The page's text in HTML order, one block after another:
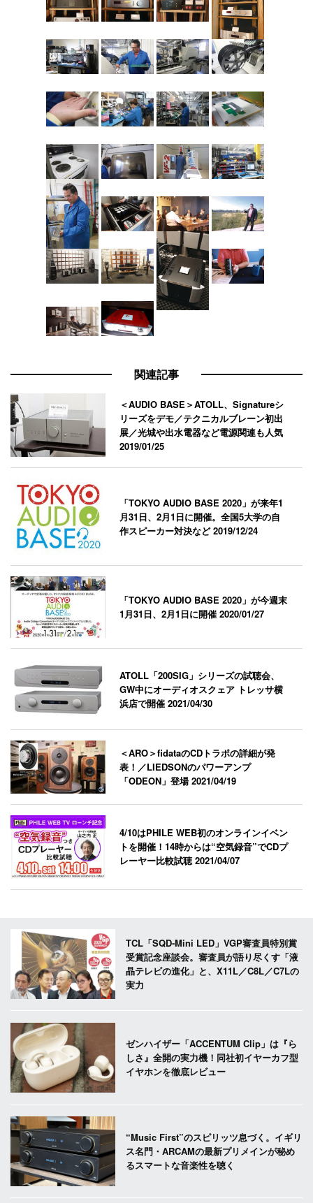
関連記事
＜AUDIO BASE＞ATOLL、Signatureシ
リーズをデモ／テクニカルブレーン初出
展／光城や出水電器など電源関連も人気
2019/01/25
「TOKYO AUDIO BASE 2020」が来年1
月31日、2月1日に開催。全国5大学の自
作スピーカー対決など2019/12/24
「TOKYO AUDIO BASE 2020」が今週末
1月31日、2月1日に開催2020/01/27
ATOLL「200SIG」シリーズの試聴会、
GW中にオーディオスクェア トレッサ横
浜店で開催2021/04/30
＜ARO＞fidataのCDトラポの詳細が発
表！／LIEDSONのパワーアンプ
「ODEON」登場2021/04/19
4/10はPHILE WEB初のオンラインイベン
トを開催！14時からは“空気録音”でCDプ
レーヤー比較試聴2021/04/07
TCL「SQD-Mini LED」VGP審査員特別賞
受賞記念座談会。審査員が語り尽くす「液
晶テレビの進化」と、X11L／C8L／C7Lの
実力
ゼンハイザー「ACCENTUM Clip」は『ら
しさ』全開の実力機！同社初イヤーカフ型
イヤホンを徹底レビュー
“Music First”のスピリッツ息づく。イギリ
ス名門・ARCAMの最新プリメインが秘め
るスマートな音楽性を聴く